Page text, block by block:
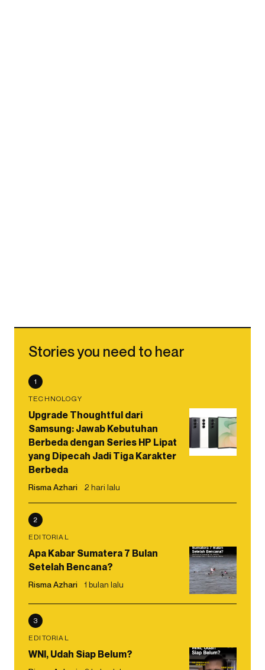
Stories you need to hear
1
TECHNOLOGY
Upgrade Thoughtful dari
Samsung: Jawab Kebutuhan
Berbeda dengan Series HP Lipat
yang Dipecah Jadi Tiga Karakter
Berbeda
Risma Azhari 2 hari lalu
2
EDITORIAL
Apa Kabar Sumatera 7 Bulan
Setelah Bencana?
Risma Azhari 1 bulan lalu
3
EDITORIAL
WNI, Udah Siap Belum?